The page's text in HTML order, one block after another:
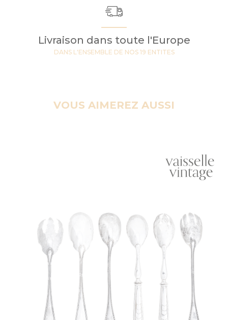
Livraison dans toute l'Europe
DANS L'ENSEMBLE DE NOS 19 ENTITES
VOUS AIMEREZ AUSSI